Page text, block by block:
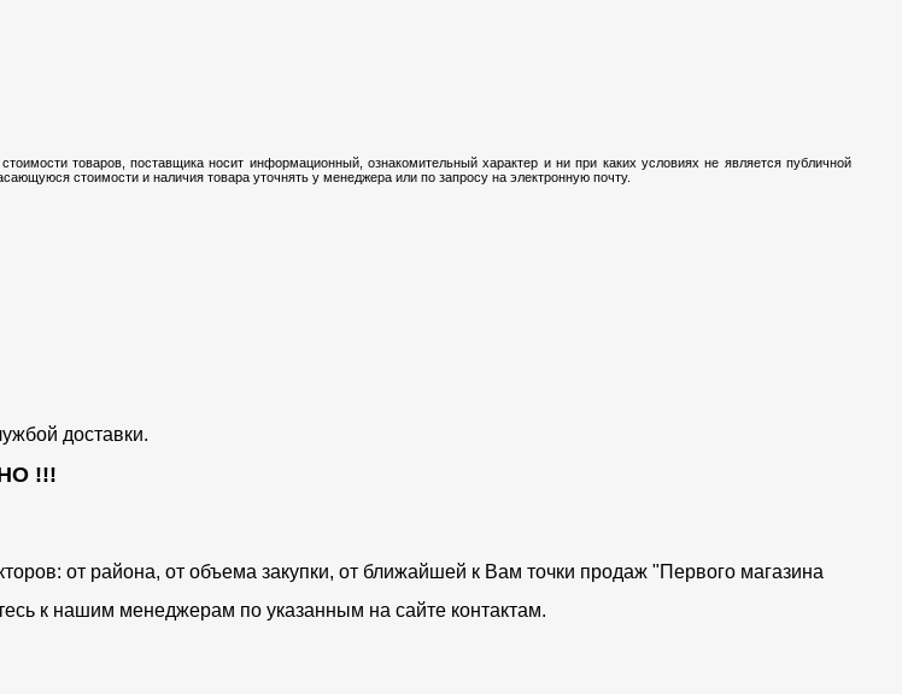
товаров, поставщика носит информационный, ознакомительный характер и ни при каких условиях не является публичной
стоимости и наличия товара уточнять у менеджера или по запросу на электронную почту.
доставки.
!!!
от района, от объема закупки, от ближайшей к Вам точки продаж "Первого магазина
к нашим менеджерам по указанным на сайте контактам.